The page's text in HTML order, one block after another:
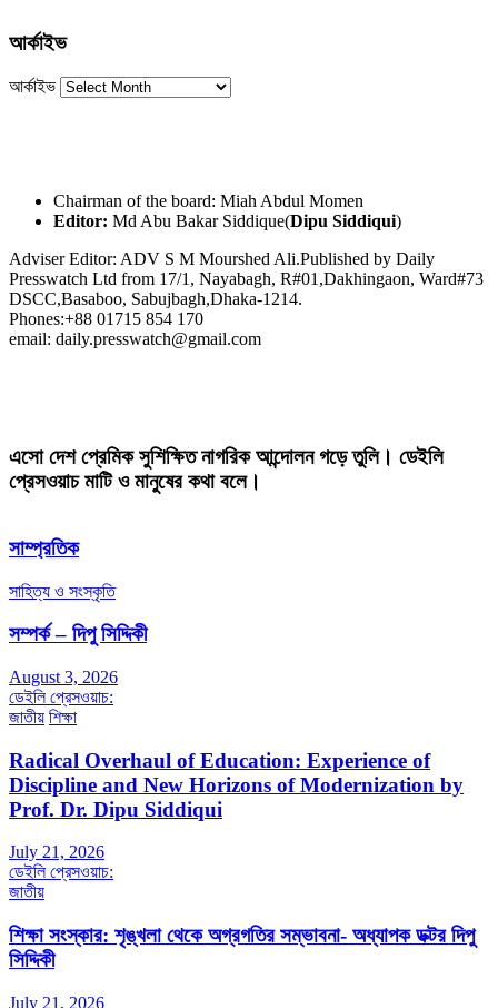
আর্কাইভ
আর্কাইভ
Chairman of the board: Miah Abdul Momen
Editor: Md Abu Bakar Siddique(Dipu Siddiqui)
Adviser Editor: ADV S M Mourshed Ali.Published by Daily
Presswatch Ltd from 17/1, Nayabagh, R#01,Dakhingaon, Ward#73
DSCC,Basaboo, Sabujbagh,Dhaka-1214.
Phones:+88 01715 854 170
email: daily.presswatch@gmail.com
এসো দেশ প্রেমিক সুশিক্ষিত নাগরিক আন্দোলন গড়ে তুলি। ডেইলি
প্রেসওয়াচ মাটি ও মানুষের কথা বলে।
সাম্প্রতিক
সাহিত্য ও সংস্কৃতি
সম্পর্ক – দিপু সিদ্দিকী
August 3, 2026
ডেইলি প্রেসওয়াচ:
জাতীয় শিক্ষা
Radical Overhaul of Education: Experience of
Discipline and New Horizons of Modernization by
Prof. Dr. Dipu Siddiqui
July 21, 2026
ডেইলি প্রেসওয়াচ:
জাতীয়
শিক্ষা সংস্কার: শৃঙ্খলা থেকে অগ্রগতির সম্ভাবনা- অধ্যাপক ডক্টর দিপু
সিদ্দিকী
July 21, 2026